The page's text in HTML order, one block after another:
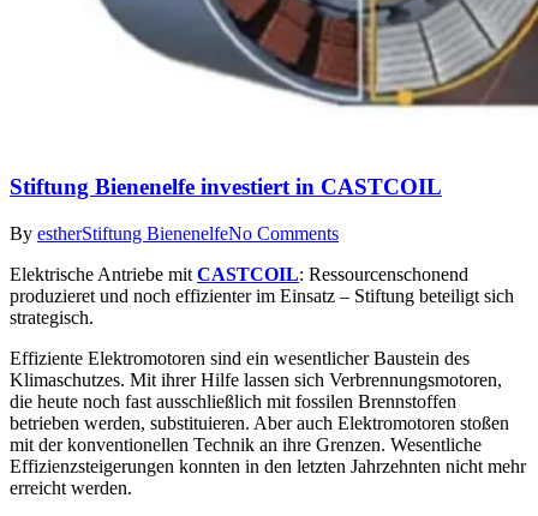
Stiftung Bienenelfe investiert in CASTCOIL
By estherStiftung BienenelfeNo Comments
Elektrische Antriebe mit CASTCOIL: Ressourcenschonend
produzieret und noch effizienter im Einsatz – Stiftung beteiligt sich
strategisch.
Effiziente Elektromotoren sind ein wesentlicher Baustein des
Klimaschutzes. Mit ihrer Hilfe lassen sich Verbrennungsmotoren,
die heute noch fast ausschließlich mit fossilen Brennstoffen
betrieben werden, substituieren. Aber auch Elektromotoren stoßen
mit der konventionellen Technik an ihre Grenzen. Wesentliche
Effizienzsteigerungen konnten in den letzten Jahrzehnten nicht mehr
erreicht werden.